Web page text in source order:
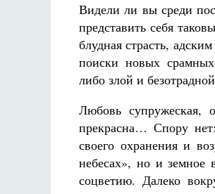
Видели ли вы среди
представить себя
блудная страсть,
поиски новых
либо злой и
Любовь супружеская,
прекрасна… Спору
своего охранения и
небесах», но и земное
соцветию. Далеко